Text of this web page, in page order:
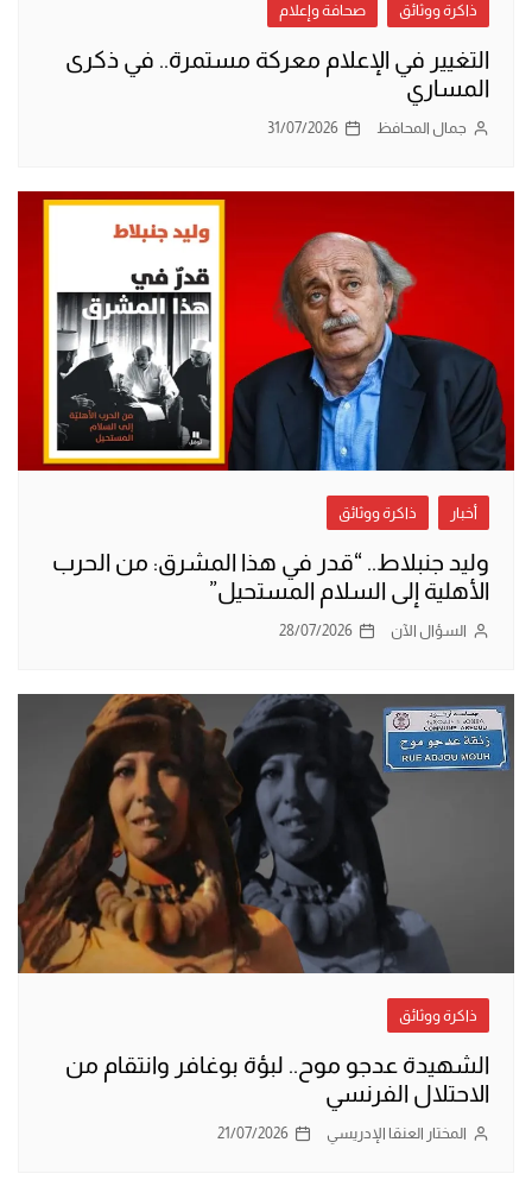
ذاكرة ووثائق صحافة وإعلام
التغيير في الإعلام معركة مستمرة.. في ذكرى
المساري
جمال المحافظ 31/07/2026
أخبار ذاكرة ووثائق
وليد جنبلاط.. “قدر في هذا المشرق: من الحرب
الأهلية إلى السلام المستحيل”
السؤال الآن 28/07/2026
ذاكرة ووثائق
الشهيدة عدجو موح.. لبؤة بوغافر وانتقام من
الاحتلال الفرنسي
المختار العنقا الإدريسي 21/07/2026